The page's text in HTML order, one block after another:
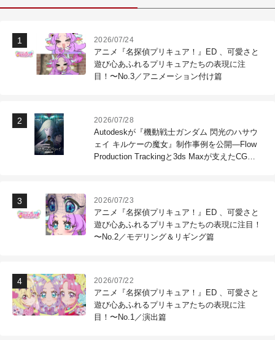
2026/07/24
アニメ『名探偵プリキュア！』ED 、可愛さと
遊び心あふれるプリキュアたちの表現に注
目！〜No.3／アニメーション付け篇
2026/07/28
Autodeskが『機動戦士ガンダム 閃光のハサウ
ェイ キルケーの魔女』制作事例を公開―Flow
Production Trackingと3ds Maxが支えたCG制
2026/07/23
アニメ『名探偵プリキュア！』ED 、可愛さと
遊び心あふれるプリキュアたちの表現に注目！
〜No.2／モデリング＆リギング篇
2026/07/22
アニメ『名探偵プリキュア！』ED 、可愛さと
遊び心あふれるプリキュアたちの表現に注
目！〜No.1／演出篇